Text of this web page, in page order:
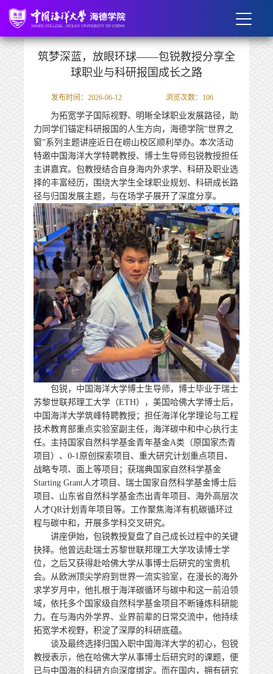
筑梦深蓝，放眼环球——包锐教授分享全
球职业与科研报国成长之路
发布时间：2026-06-12 浏览次数： 106
为拓宽学子国际视野、明晰全球职业发展路径，助
力同学们锚定科研报国的人生方向，海德学院“世界之
窗”系列主题讲座近日在崂山校区顺利举办。本次活动
特邀中国海洋大学特聘教授、博士生导师包锐教授担任
主讲嘉宾。包教授结合自身海内外求学、科研及职业选
择的丰富经历，围绕大学生全球职业规划、科研成长路
径与归国发展主题，与在场学子展开了深度分享。
包锐，中国海洋大学博士生导师，博士毕业于瑞士
苏黎世联邦理工大学（ETH），美国哈佛大学博士后，
中国海洋大学筑峰特聘教授；担任海洋化学理论与工程
技术教育部重点实验室副主任， 海洋碳中和中心执行主
任。主持国家自然科学基金青年基金A类（原国家杰青
项目）、0-1原创探索项目、重大研究计划重点项目、
战略专项、面上等项目；获瑞典国家自然科学基金
Starting Grant人才项目、瑞士国家自然科学基金博士后
项目、山东省自然科学基金杰出青年项目、海外高层次
人才QR计划青年项目等。工作聚焦海洋有机碳循环过
程与碳中和，开展多学科交叉研究。
讲座伊始，包锐教授复盘了自己成长过程中的关键
抉择。他曾远赴瑞士苏黎世联邦理工大学攻读博士学
位，之后又获得赴哈佛大学从事博士后研究的宝贵机
会。从欧洲顶尖学府到世界一流实验室，在漫长的海外
求学岁月中，他扎根于海洋碳循环与碳中和这一前沿领
域，依托多个国家级自然科学基金项目不断锤炼科研能
力。在与海内外学界、业界前辈的日常交流中，他持续
拓宽学术视野，积淀了深厚的科研底蕴。
谈及最终选择归国入职中国海洋大学的初心，包锐
教授表示，他在哈佛大学从事博士后研究时的课题，便
已与中国海的科研方向深度绑定。而在国内，拥有研究